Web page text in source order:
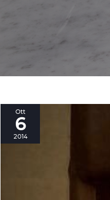
Ott
6
2014
Maker
Faire
Rome
2014